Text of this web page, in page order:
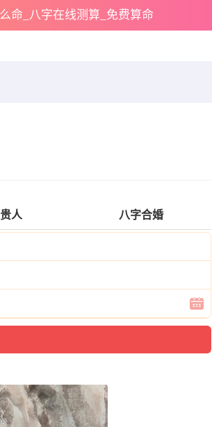
命_八字在线测算_免费算命
人 八字合婚